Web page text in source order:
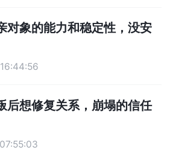
我们需要跟丈夫去沟通，让丈
流，他甚至也可以稍稍的说点
妈妈我上班太累了，下了班之
你能不能帮我多带带孩子？这
充当中间者和调和剂的，不是
媳之间的传话，要传好话，而
己的妻子，然后让婆婆觉得这
没有，连孩子都照顾不好综合
跟丈夫去沟通，让丈夫去跟自
至也可以稍稍的说点小谎话，
班太累了，下了班之后我想多
帮我多带带孩子？这个类型的
者和调和剂的，不是去激化婆
传话，要传好话，而不是要把
，然后让婆婆觉得这个儿媳妇
孩子都照顾不好综合来说，不